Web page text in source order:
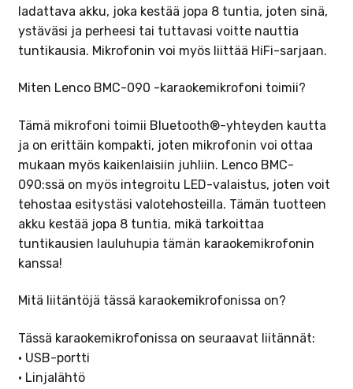
ladattava akku, joka kestää jopa 8 tuntia, joten sinä,
ystäväsi ja perheesi tai tuttavasi voitte nauttia
tuntikausia. Mikrofonin voi myös liittää HiFi-sarjaan.
Miten Lenco BMC-090 -karaokemikrofoni toimii?
Tämä mikrofoni toimii Bluetooth®-yhteyden kautta
ja on erittäin kompakti, joten mikrofonin voi ottaa
mukaan myös kaikenlaisiin juhliin. Lenco BMC-
090:ssä on myös integroitu LED-valaistus, joten voit
tehostaa esitystäsi valotehosteilla. Tämän tuotteen
akku kestää jopa 8 tuntia, mikä tarkoittaa
tuntikausien lauluhupia tämän karaokemikrofonin
kanssa!
Mitä liitäntöjä tässä karaokemikrofonissa on?
Tässä karaokemikrofonissa on seuraavat liitännät:
• USB-portti
• Linjalähtö